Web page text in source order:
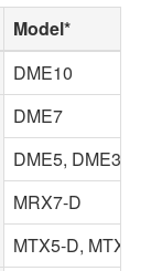
Model*
DME10
DME7
DME5, DME3
MRX7-D
MTX5-D, MTX3